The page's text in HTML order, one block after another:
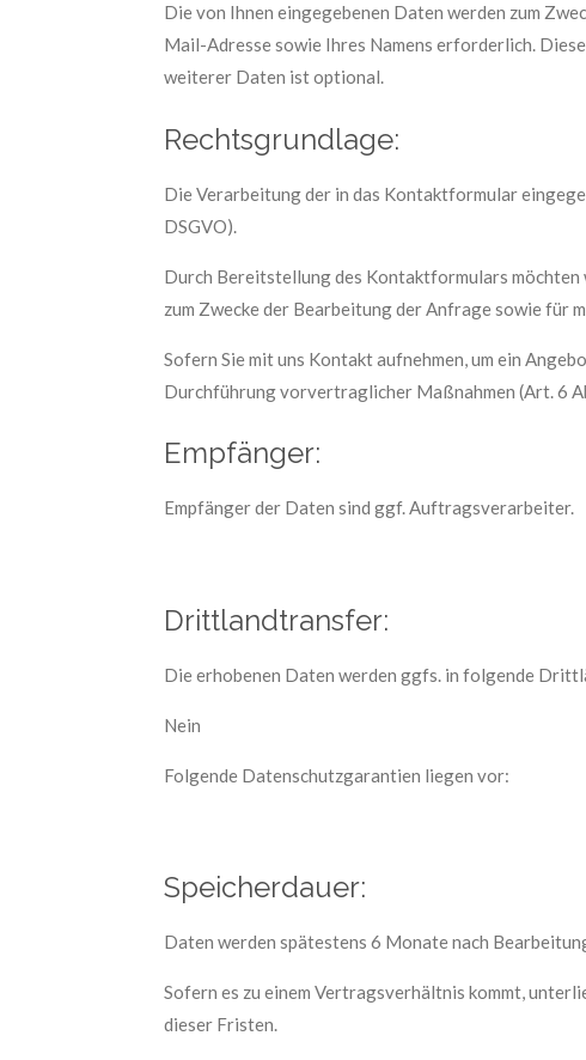
Die von Ihnen eingegebenen Daten werden zum
Mail-Adresse sowie Ihres Namens erforderlich.
weiterer Daten ist optional.
Rechtsgrundlage:
Die Verarbeitung der in das Kontaktformular
DSGVO).
Durch Bereitstellung des Kontaktformulars möchten
zum Zwecke der Bearbeitung der Anfrage sowie für
Sofern Sie mit uns Kontakt aufnehmen, um ein
Durchführung vorvertraglicher Maßnahmen (Art. 6
Empfänger:
Empfänger der Daten sind ggf. Auftragsverarbeiter.
Drittlandtransfer:
Die erhobenen Daten werden ggfs. in folgende
Nein
Folgende Datenschutzgarantien liegen vor:
Speicherdauer:
Daten werden spätestens 6 Monate nach
Sofern es zu einem Vertragsverhältnis kommt,
dieser Fristen.